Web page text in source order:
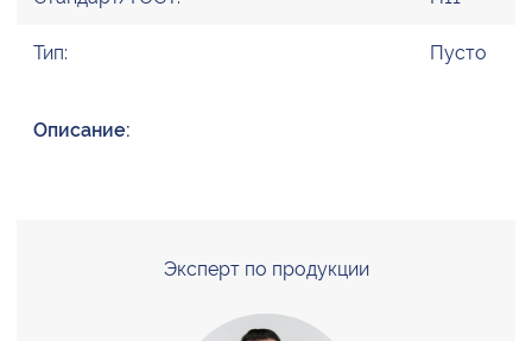
Тип: Пусто
Описание:
Эксперт по продукции